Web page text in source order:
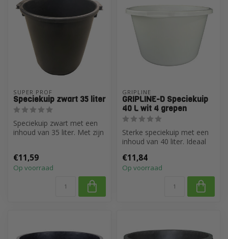
SUPER PROF
Speciekuip zwart 35 liter
Speciekuip zwart met een
inhoud van 35 liter. Met zijn
€11,59
Op voorraad
GRIPLINE
GRIPLINE-D Speciekuip
40 L wit 4 grepen
Sterke speciekuip met een
inhoud van 40 liter. Ideaal
tege...
€11,84
Op voorraad